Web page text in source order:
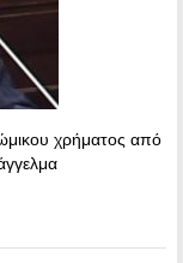
χρήματος από